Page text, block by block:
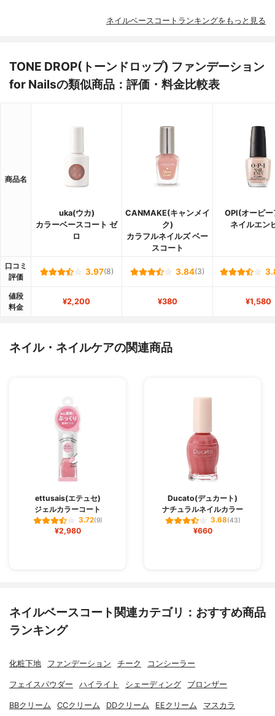
ネイルベースコートランキングをもっと見る
TONE DROP(トーンドロップ) ファンデーション
for Nailsの類似商品：評価・料金比較表
商品名
uka(ウカ)
カラーベースコート ゼ
ロ
CANMAKE(キャンメイ
ク)
カラフルネイルズ ベー
スコート
OPI(オーピー
ネイルエン
口コミ
評価
3.97(8) 3.84(3)
値段
料金
¥2,200 ¥380 ¥1,580
ネイル・ネイルケアの関連商品
ettusais(エテュセ)
ジェルカラーコート
3.72(9)
¥2,980
Ducato(デュカート)
ナチュラルネイルカラー
3.68(43)
¥660
ネイルベースコート関連カテゴリ：おすすめ商品
ランキング
化粧下地 ファンデーション チーク コンシーラー
フェイスパウダー ハイライト シェーディング ブロンザー
BBクリーム CCクリーム DDクリーム EEクリーム マスカラ